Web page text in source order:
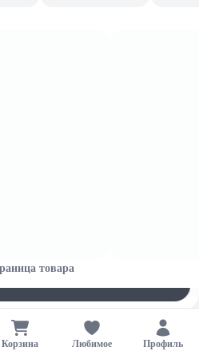
Корзина Любимое Профиль
Настройкитовара